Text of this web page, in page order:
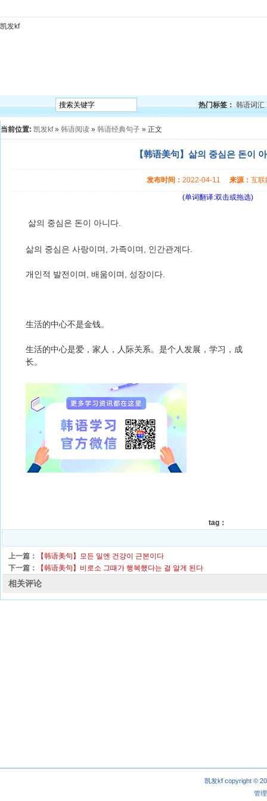
凯发kf
热门标签： 韩语词汇
当前位置: 凯发kf» 韩语阅读 » 韩语经典句子 » 正文
【韩语美句】삶의 중심은 돈이
发布时间： 2022-04-11 来源： 互
(单词翻译:双击或拖选)
삶의 중심은 돈이 아니다.
삶의 중심은 사랑이며, 가족이며, 인간관계다.
개인적 발전이며, 배움이며, 성장이다.
生活的中心不是金钱。
生活的中心是爱，家人，人际关系。是个人发展，学习，成
长。
tag：
上一篇：
【韩语美句】모든 일엔 건강이 근본이다
下一篇：
【韩语美句】비로소 그때가 행복했다는 걸 알게 된다
相关评论
凯发kf copyright ©
管